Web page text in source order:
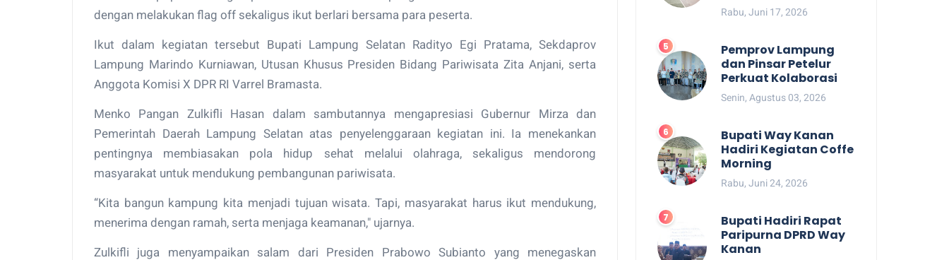
dengan melakukan flag off sekaligus ikut berlari bersama para peserta.
Ikut dalam kegiatan tersebut Bupati Lampung Selatan Radityo Egi Pratama, Sekdaprov
Lampung Marindo Kurniawan, Utusan Khusus Presiden Bidang Pariwisata Zita Anjani, serta
Anggota Komisi X DPR RI Varrel Bramasta.
Menko Pangan Zulkifli Hasan dalam sambutannya mengapresiasi Gubernur Mirza dan
Pemerintah Daerah Lampung Selatan atas penyelenggaraan kegiatan ini. Ia menekankan
pentingnya membiasakan pola hidup sehat melalui olahraga, sekaligus mendorong
masyarakat untuk mendukung pembangunan pariwisata.
“Kita bangun kampung kita menjadi tujuan wisata. Tapi, masyarakat harus ikut mendukung,
menerima dengan ramah, serta menjaga keamanan," ujarnya.
Zulkifli juga menyampaikan salam dari Presiden Prabowo Subianto yang menegaskan
Rabu, Juni 17, 2026
Pemprov Lampung
dan Pinsar Petelur
Perkuat Kolaborasi
Senin, Agustus 03, 2026
Bupati Way Kanan
Hadiri Kegiatan Coffe
Morning
Rabu, Juni 24, 2026
Bupati Hadiri Rapat
Paripurna DPRD Way
Kanan